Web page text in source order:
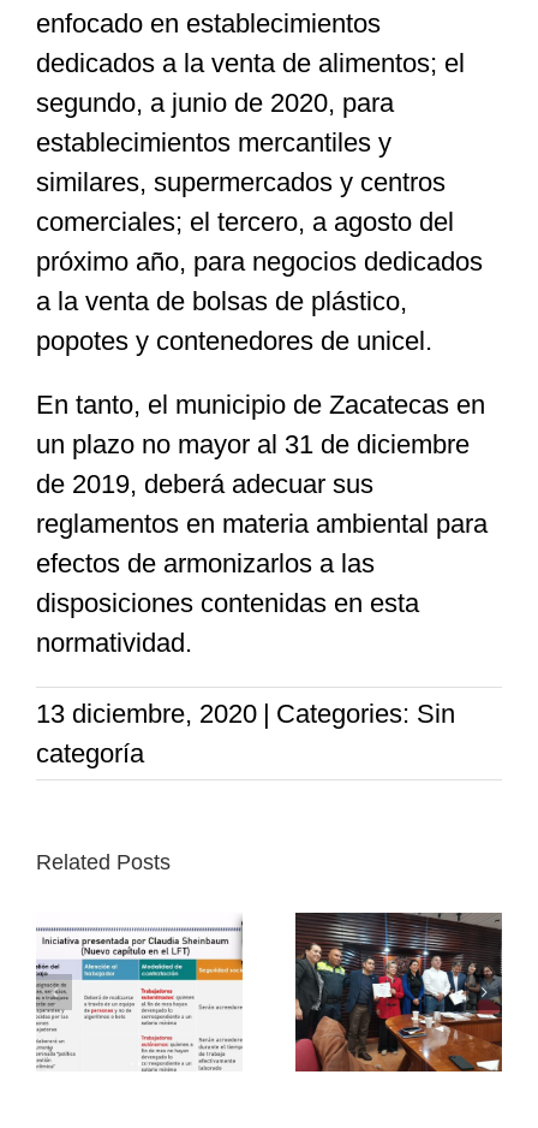
enfocado en establecimientos
dedicados a la venta de alimentos; el
segundo, a junio de 2020, para
establecimientos mercantiles y
similares, supermercados y centros
comerciales; el tercero, a agosto del
próximo año, para negocios dedicados
a la venta de bolsas de plástico,
popotes y contenedores de unicel.
En tanto, el municipio de Zacatecas en
un plazo no mayor al 31 de diciembre
de 2019, deberá adecuar sus
reglamentos en materia ambiental para
efectos de armonizarlos a las
disposiciones contenidas en esta
normatividad.
13 diciembre, 2020 | Categories: Sin
categoría
Related Posts